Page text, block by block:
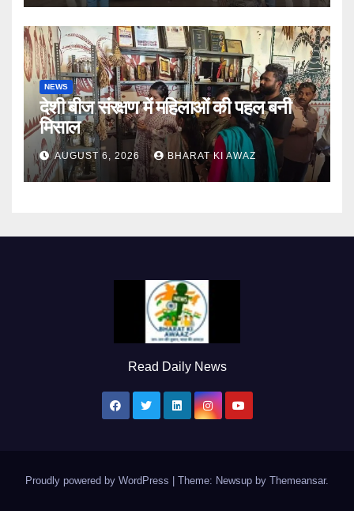
NEWS
देशी बीज संरक्षण में महिलाओं की पहल बनी
मिसाल
AUGUST 6, 2026 BHARAT KI AWAZ
Read Daily News
Proudly powered by WordPress Theme: Newsup by Themeansar.